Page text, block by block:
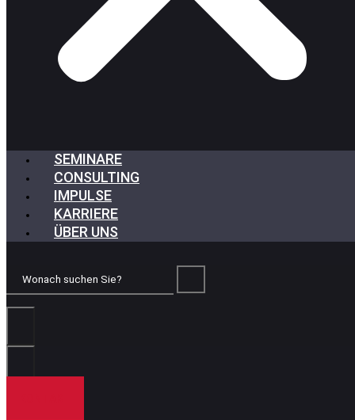
SEMINARE
CONSULTING
IMPULSE
KARRIERE
ÜBER UNS
Wonach
Sie?